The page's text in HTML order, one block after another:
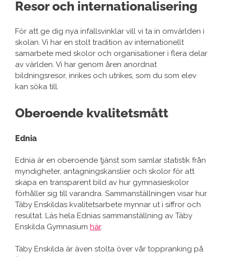
Resor och internationalisering
För att ge dig nya infallsvinklar vill vi ta in omvärlden i
skolan. Vi har en stolt tradition av internationellt
samarbete med skolor och organisationer i flera delar
av världen. Vi har genom åren anordnat
bildningsresor, inrikes och utrikes, som du som elev
kan söka till.
Oberoende kvalitetsmått
Ednia
Ednia är en oberoende tjänst som samlar statistik från
myndigheter, antagningskanslier och skolor för att
skapa en transparent bild av hur gymnasieskolor
förhåller sig till varandra. Sammanställningen visar hur
Täby Enskildas kvalitetsarbete mynnar ut i siffror och
resultat. Läs hela Ednias sammanställning av Täby
Enskilda Gymnasium här.
Täby Enskilda är även stolta över vår toppranking på